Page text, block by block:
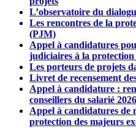
L’observatoire du
Les rencontres de la
(PJM)
Appel à candidatures
judiciaires à la protection
Les porteurs de projets
Livret de recensement
Appel à candidature :
conseillers du salarié 2026
Appel à candidatures de
protection des majeurs